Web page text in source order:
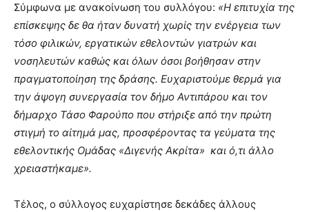
Σύμφωνα με ανακοίνωση του συλλόγου: «Η επιτυχία της
επίσκεψης δε θα ήταν δυνατή χωρίς την ενέργεια των
τόσο φιλικών, εργατικών εθελοντών γιατρών και
νοσηλευτών καθώς και όλων όσοι βοήθησαν στην
πραγματοποίηση της δράσης. Ευχαριστούμε θερμά για
την άψογη συνεργασία τον δήμο Αντιπάρου και τον
δήμαρχο Τάσο Φαρούπο που στήριξε από την πρώτη
στιγμή το αίτημά μας, προσφέροντας τα γεύματα της
εθελοντικής Ομάδας «Διγενής Ακρίτα» και ό,τι άλλο
χρειαστήκαμε».
Τέλος, ο σύλλογος ευχαρίστησε δεκάδες άλλους